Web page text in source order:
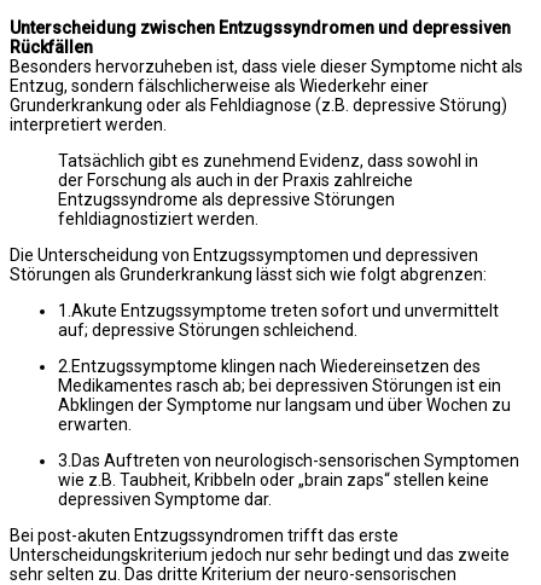
Unterscheidung zwischen Entzugssyndromen und depressiven
Rückfällen
Besonders hervorzuheben ist, dass viele dieser Symptome nicht als
Entzug, sondern fälschlicherweise als Wiederkehr einer
Grunderkrankung oder als Fehldiagnose (z.B. depressive Störung)
interpretiert werden.
Tatsächlich gibt es zunehmend Evidenz, dass sowohl in
der Forschung als auch in der Praxis zahlreiche
Entzugssyndrome als depressive Störungen
fehldiagnostiziert werden.
Die Unterscheidung von Entzugssymptomen und depressiven
Störungen als Grunderkrankung lässt sich wie folgt abgrenzen:
1.Akute Entzugssymptome treten sofort und unvermittelt
auf; depressive Störungen schleichend.
2.Entzugssymptome klingen nach Wiedereinsetzen des
Medikamentes rasch ab; bei depressiven Störungen ist ein
Abklingen der Symptome nur langsam und über Wochen zu
erwarten.
3.Das Auftreten von neurologisch-sensorischen Symptomen
wie z.B. Taubheit, Kribbeln oder „brain zaps“ stellen keine
depressiven Symptome dar.
Bei post-akuten Entzugssyndromen trifft das erste
Unterscheidungskriterium jedoch nur sehr bedingt und das zweite
sehr selten zu. Das dritte Kriterium der neuro-sensorischen